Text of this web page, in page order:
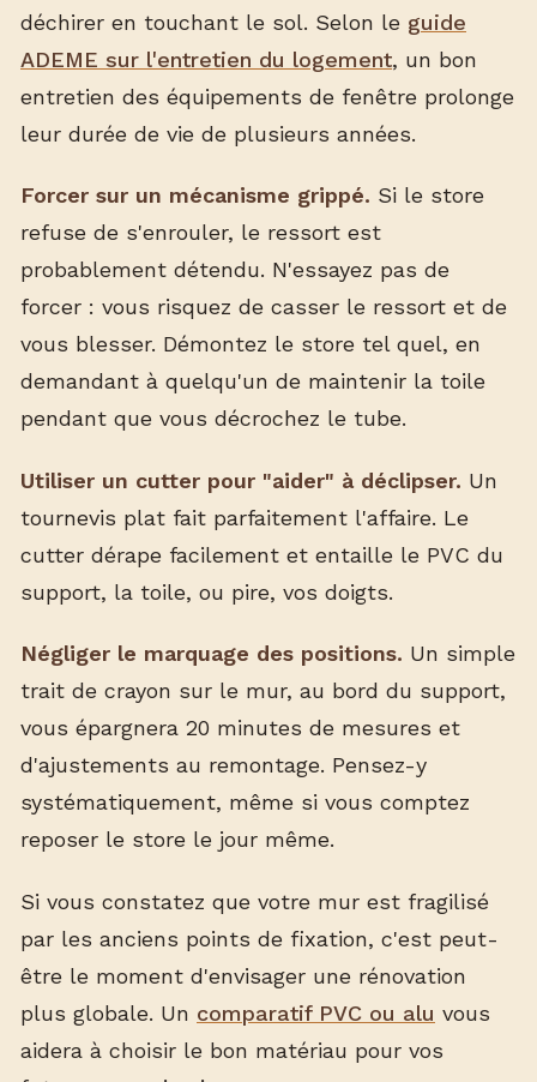
déchirer en touchant le sol. Selon le guide
ADEME sur l'entretien du logement, un bon
entretien des équipements de fenêtre prolonge
leur durée de vie de plusieurs années.
Forcer sur un mécanisme grippé. Si le store
refuse de s'enrouler, le ressort est
probablement détendu. N'essayez pas de
forcer : vous risquez de casser le ressort et de
vous blesser. Démontez le store tel quel, en
demandant à quelqu'un de maintenir la toile
pendant que vous décrochez le tube.
Utiliser un cutter pour "aider" à déclipser. Un
tournevis plat fait parfaitement l'affaire. Le
cutter dérape facilement et entaille le PVC du
support, la toile, ou pire, vos doigts.
Négliger le marquage des positions. Un simple
trait de crayon sur le mur, au bord du support,
vous épargnera 20 minutes de mesures et
d'ajustements au remontage. Pensez-y
systématiquement, même si vous comptez
reposer le store le jour même.
Si vous constatez que votre mur est fragilisé
par les anciens points de fixation, c'est peut-
être le moment d'envisager une rénovation
plus globale. Un comparatif PVC ou alu vous
aidera à choisir le bon matériau pour vos